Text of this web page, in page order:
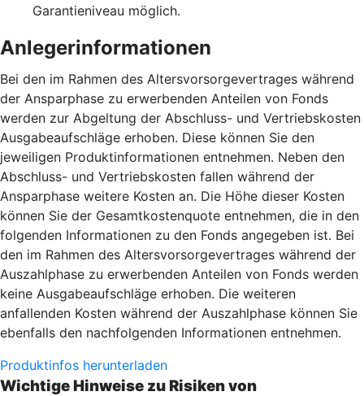
Garantieniveau möglich.
Anlegerinformationen
Bei den im Rahmen des Altersvorsorgevertrages während
der Ansparphase zu erwerbenden Anteilen von Fonds
werden zur Abgeltung der Abschluss- und Vertriebskosten
Ausgabeaufschläge erhoben. Diese können Sie den
jeweiligen Produktinformationen entnehmen. Neben den
Abschluss- und Vertriebskosten fallen während der
Ansparphase weitere Kosten an. Die Höhe dieser Kosten
können Sie der Gesamtkostenquote entnehmen, die in den
folgenden Informationen zu den Fonds angegeben ist. Bei
den im Rahmen des Altersvorsorgevertrages während der
Auszahlphase zu erwerbenden Anteilen von Fonds werden
keine Ausgabeaufschläge erhoben. Die weiteren
anfallenden Kosten während der Auszahlphase können Sie
ebenfalls den nachfolgenden Informationen entnehmen.
Produktinfos herunterladen
Wichtige Hinweise zu Risiken von